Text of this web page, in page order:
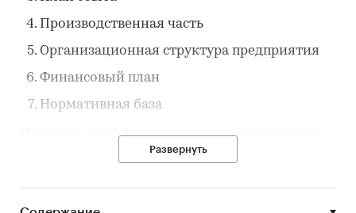
Производственная часть
Организационная структура предприятия
Финансовый план
Нормативная база
Предлагаемый бизнес–план может являться
основой для написания бизнес-плана для
Развернуть